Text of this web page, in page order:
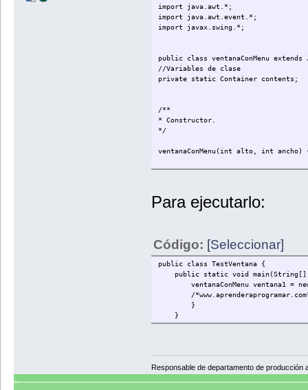
import java.awt.*;
import java.awt.event.*;
import javax.swing.*;
public class ventanaConMenu extends
//Variables de clase
private static Container contents;
/**
* Constructor.
*/
ventanaConMenu(int alto, int ancho)
setTitle("Ventana");
contents = getContentPane();
contents.add(panel,
pack();
setVisible(true);
}//Cierre del constructor
* Método que construye el menú e
// CREACION DE LA BARRA DE MENÚ
JMenuBar barraMenu = new JMenuBar();
Para ejecutarlo:
Código: [Seleccionar]
public class TestVentana {
public static void main(String[]
ventanaConMenu ventana1 = new
/
}
}
Responsable de departamento de producción